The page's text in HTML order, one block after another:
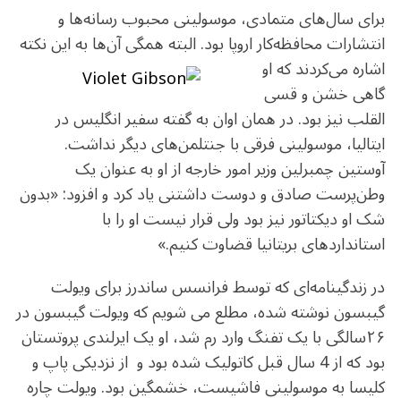
برای سال‌های متمادی، موسولینی محبوب رسانه‌ها و
انتشارات محافظه‌کار اروپا بود. البته همگی آن‌ها به این نکته
اشاره می‌کردند که او
گاهی خشن و قسی
القلب نیز بود. در همان اوان به گفته سفیر انگلیس در
ایتالیا، موسولینی فرقی با جنتلمن‌های دیگر نداشت.
آوستین چمبرلین وزیر امور خارجه از او به عنوان یک
وطن‌پرست صادق و دوست داشتنی یاد کرد و افزود: «بدون
شک او دیکتاتور نیز بود ولی قرار نیست او را با
استانداردهای بریتانیا قضاوت کنیم.»
در زندگینامه‌ای که توسط فرانسس ساندرز برای ویولت
گیبسون نوشته شده، مطلع می شویم که ویولت گیبسون در
۲۶سالگی با یک تفنگ وارد رم شد، او یک ایرلندی پروتستان
بود که از 4 سال قبل کاتولیک شده بود و از نزدیکی پاپ و
کلیسا به موسولینی فاشیست، خشمگین بود. ویولت چاره